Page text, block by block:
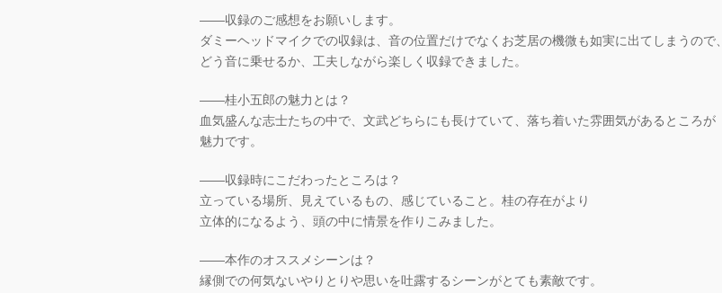
――収録のご感想をお願いします。
ダミーヘッドマイクでの収録は、音の位置だけでなくお芝居の機微も如実に出てしまうので、
どう音に乗せるか、工夫しながら楽しく収録できました。
――桂小五郎の魅力とは？
血気盛んな志士たちの中で、文武どちらにも長けていて、落ち着いた雰囲気があるところが
魅力です。
――収録時にこだわったところは？
立っている場所、見えているもの、感じていること。桂の存在がより
立体的になるよう、頭の中に情景を作りこみました。
――本作のオススメシーンは？
縁側での何気ないやりとりや思いを吐露するシーンがとても素敵です。